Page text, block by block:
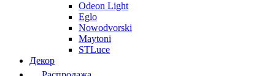
Odeon Light
Eglo
Nowodvorski
Maytoni
STLuce
Декор